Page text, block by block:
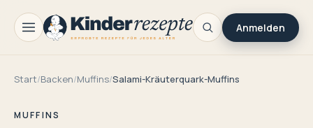
Anmelden
Start/Backen/Muffins/Salami-Kräuterquark-Muffins
MUFFINS